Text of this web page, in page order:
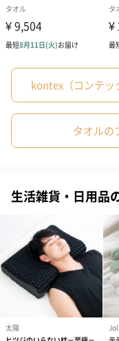
商品の形質上、短冊型
す。
セット商品をご購入時
いずれかの商品1つに短
結婚祝い（結婚御祝）
（110円）
結婚祝いちょい足し
kontex（コンテッ
タオルの
生活雑貨・日用品